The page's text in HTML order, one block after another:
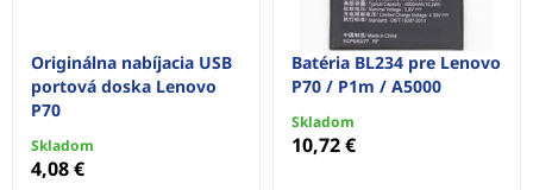
Originálna nabíjacia USB
portová doska Lenovo
P70
Skladom
4,08 €
Batéria BL234 pre Lenovo
P70 / P1m / A5000
Skladom
10,72 €